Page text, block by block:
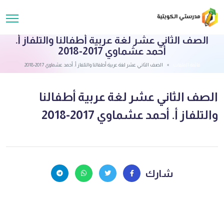
الصف الثاني عشر لغة عربية أطفالنا والتلفاز أ.
أحمد عشماوي 2017-2018
الصف الثاني عشر لغة عربية أطفالنا والتلفاز أ. أحمد عشماوي 2017-2018
الصف الثاني عشر لغة عربية أطفالنا
والتلفاز أ. أحمد عشماوي 2017-2018
شارك